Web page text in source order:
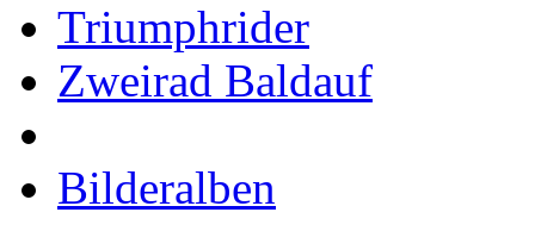
Triumphrider
Zweirad Baldauf
Bilderalben